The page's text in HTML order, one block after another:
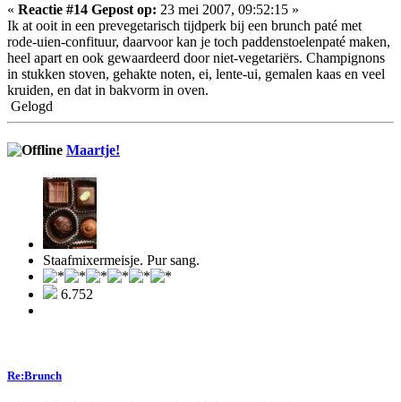
« Reactie #14 Gepost op: 23 mei 2007, 09:52:15 »
Ik at ooit in een prevegetarisch tijdperk bij een brunch paté met
rode-uien-confituur, daarvoor kan je toch paddenstoelenpaté maken,
heel apart en ook gewaardeerd door niet-vegetariërs. Champignons
in stukken stoven, gehakte noten, ei, lente-ui, gemalen kaas en veel
kruiden, en dat in bakvorm in oven.
Gelogd
Maartje!
Staafmixermeisje. Pur sang.
6.752
Re:Brunch